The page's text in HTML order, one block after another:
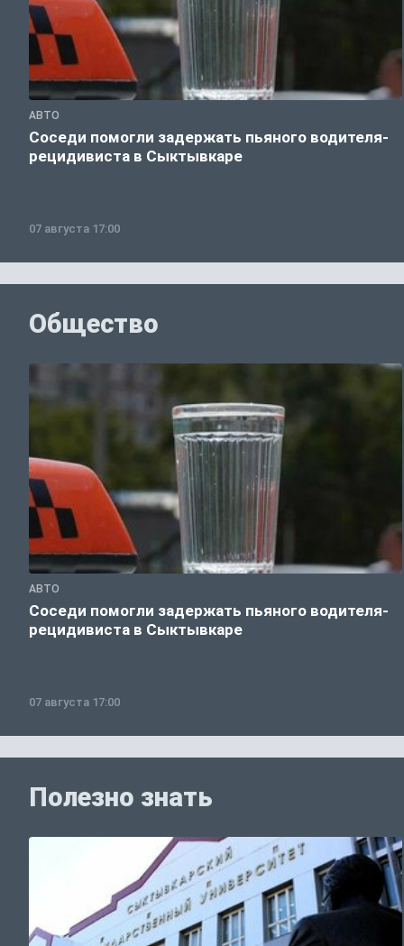
АВТО
Соседи помогли задержать пьяного водителя-
рецидивиста в Сыктывкаре
07 августа 17:00
Общество
АВТО
Соседи помогли задержать пьяного водителя-
рецидивиста в Сыктывкаре
07 августа 17:00
Полезно знать